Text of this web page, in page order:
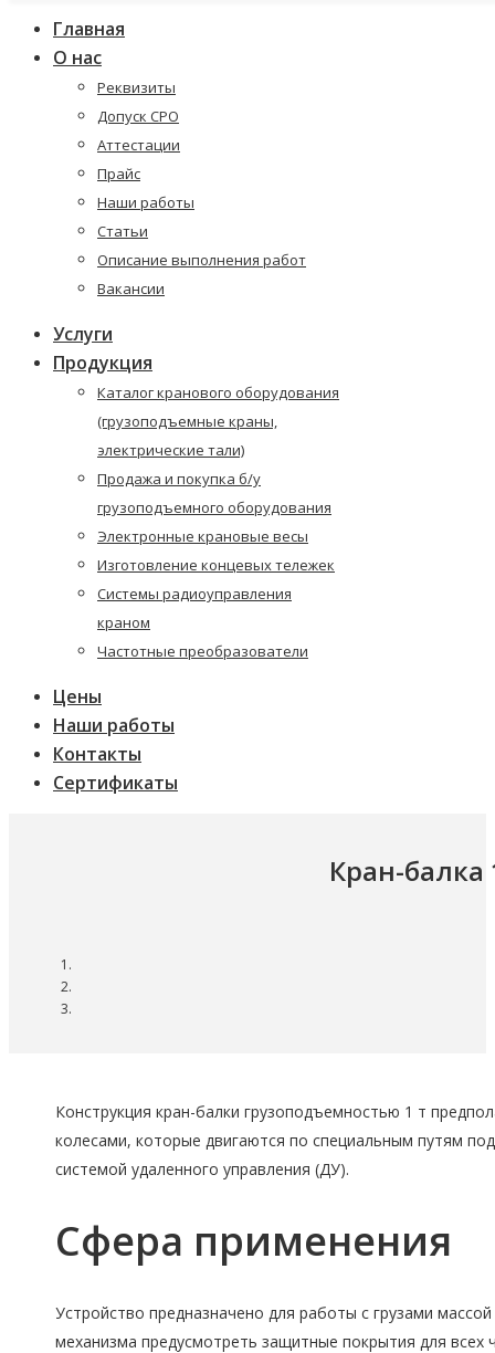
Главная
О нас
Реквизиты
Допуск СРО
Аттестации
Прайс
Наши работы
Статьи
Описание выполнения работ
Вакансии
Услуги
Продукция
Каталог кранового оборудования
(грузоподъемные краны,
электрические тали)
Продажа и покупка б/у
грузоподъемного оборудования
Электронные крановые весы
Изготовление концевых тележек
Системы радиоуправления
краном
Частотные преобразователи
Цены
Наши работы
Контакты
Сертификаты
Кран-балка
Конструкция кран-балки грузоподъемностью 1 т
колесами, которые двигаются по специальным путям
системой удаленного управления (ДУ).
Сфера применения
Устройство предназначено для работы с грузами
механизма предусмотреть защитные покрытия для всех